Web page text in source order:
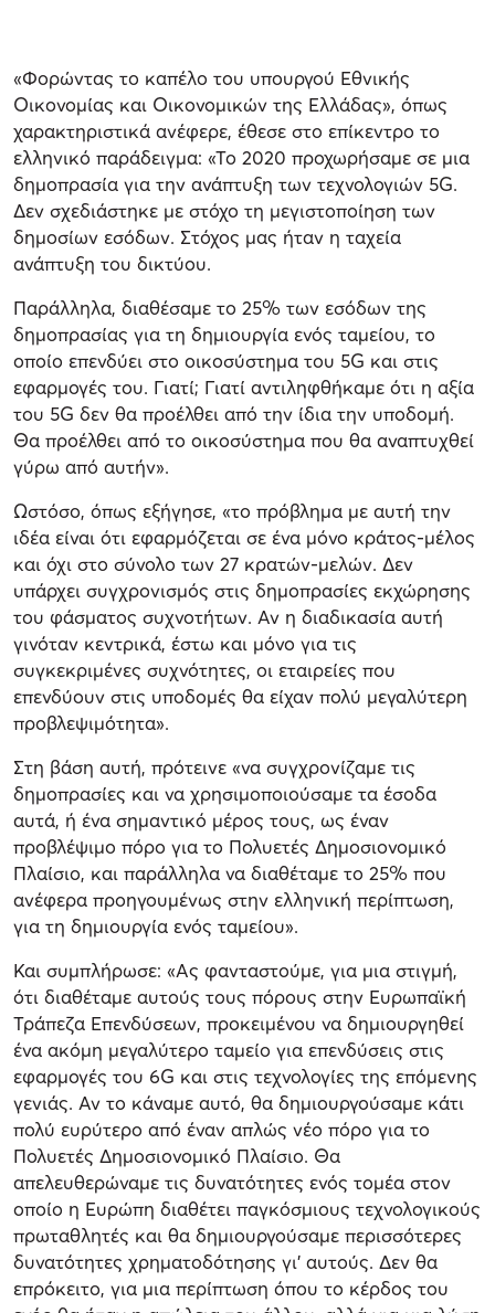
«Φορώντας το καπέλο του υπουργού Εθνικής
Οικονομίας και Οικονομικών της Ελλάδας», όπως
χαρακτηριστικά ανέφερε, έθεσε στο επίκεντρο το
ελληνικό παράδειγμα: «Το 2020 προχωρήσαμε σε μια
δημοπρασία για την ανάπτυξη των τεχνολογιών 5G.
Δεν σχεδιάστηκε με στόχο τη μεγιστοποίηση των
δημοσίων εσόδων. Στόχος μας ήταν η ταχεία
ανάπτυξη του δικτύου.
Παράλληλα, διαθέσαμε το 25% των εσόδων της
δημοπρασίας για τη δημιουργία ενός ταμείου, το
οποίο επενδύει στο οικοσύστημα του 5G και στις
εφαρμογές του. Γιατί; Γιατί αντιληφθήκαμε ότι η αξία
του 5G δεν θα προέλθει από την ίδια την υποδομή.
Θα προέλθει από το οικοσύστημα που θα αναπτυχθεί
γύρω από αυτήν».
Ωστόσο, όπως εξήγησε, «το πρόβλημα με αυτή την
ιδέα είναι ότι εφαρμόζεται σε ένα μόνο κράτος-μέλος
και όχι στο σύνολο των 27 κρατών-μελών. Δεν
υπάρχει συγχρονισμός στις δημοπρασίες εκχώρησης
του φάσματος συχνοτήτων. Αν η διαδικασία αυτή
γινόταν κεντρικά, έστω και μόνο για τις
συγκεκριμένες συχνότητες, οι εταιρείες που
επενδύουν στις υποδομές θα είχαν πολύ μεγαλύτερη
προβλεψιμότητα».
Στη βάση αυτή, πρότεινε «να συγχρονίζαμε τις
δημοπρασίες και να χρησιμοποιούσαμε τα έσοδα
αυτά, ή ένα σημαντικό μέρος τους, ως έναν
προβλέψιμο πόρο για το Πολυετές Δημοσιονομικό
Πλαίσιο, και παράλληλα να διαθέταμε το 25% που
ανέφερα προηγουμένως στην ελληνική περίπτωση,
για τη δημιουργία ενός ταμείου».
Και συμπλήρωσε: «Ας φανταστούμε, για μια στιγμή,
ότι διαθέταμε αυτούς τους πόρους στην Ευρωπαϊκή
Τράπεζα Επενδύσεων, προκειμένου να δημιουργηθεί
ένα ακόμη μεγαλύτερο ταμείο για επενδύσεις στις
εφαρμογές του 6G και στις τεχνολογίες της επόμενης
γενιάς. Αν το κάναμε αυτό, θα δημιουργούσαμε κάτι
πολύ ευρύτερο από έναν απλώς νέο πόρο για το
Πολυετές Δημοσιονομικό Πλαίσιο. Θα
απελευθερώναμε τις δυνατότητες ενός τομέα στον
οποίο η Ευρώπη διαθέτει παγκόσμιους τεχνολογικούς
πρωταθλητές και θα δημιουργούσαμε περισσότερες
δυνατότητες χρηματοδότησης γι' αυτούς. Δεν θα
επρόκειτο, για μια περίπτωση όπου το κέρδος του